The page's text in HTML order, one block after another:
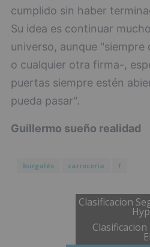
cumplido sin haber
Su idea es continuar
universo, aunque "siempre
o cualquier otra firma-,
puertas siempre estén
pueda pasar".
Guillermo sueño realidad
burgalés carrocería f
Clasificacion